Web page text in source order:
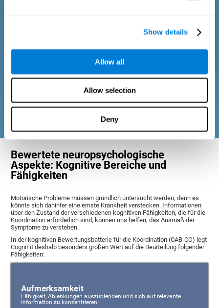
Show details
Allow all
Allow selection
Deny
Der Fragebogen umfasst verschiedene einfache Fragen, die
vom zuständigen Experten oder von der Person, die die
Die Fragen beziehen sich auf folgende Bereiche: physisches
Wohlbefinden (guter Zustand der kognitiven und emotionalen
bereichernde Beziehungen zu Mitmenschen). Die Fragen in
jedem dieser Bereiche passen sich an die alltägliche Routine
und die Aktivitäten von Erwachsenen und älteren Menschen an.
Bewertete neuropsychologische
Aspekte: Kognitive Bereiche und
Fähigkeiten
Motorische Probleme müssen gründlich untersucht werden, denn es
könnte sich dahinter eine ernste Krankheit verstecken. Informationen
über den Zustand der verschiedenen kognitiven Fähigkeiten, die für die
Koordination erforderlich sind, können uns helfen, das Ausmaß der
Symptome zu verstehen.
In der kognitiven Bewertungsbatterie für die Koordination (CAB-CO) legt
CogniFit deshalb besonders großen Wert auf die Beurteilung folgender
Fähigkeiten:
Aufmerksamkeit
Fähigkeit, Ablenkungen auszublenden und sich auf relevante
Information zu konzentrieren.